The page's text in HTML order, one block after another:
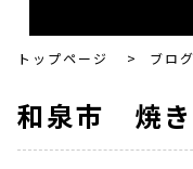
トップページ > ブログ
和泉市 焼き